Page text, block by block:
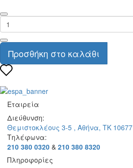
Προσθήκη στο καλάθι
Εταιρεία
Διεύθυνση:
Θεμιστοκλέους 3-5 , Αθήνα, ΤΚ 10677
Τηλέφωνα:
210 380 0320 & 210 380 8320
Πληροφορίες